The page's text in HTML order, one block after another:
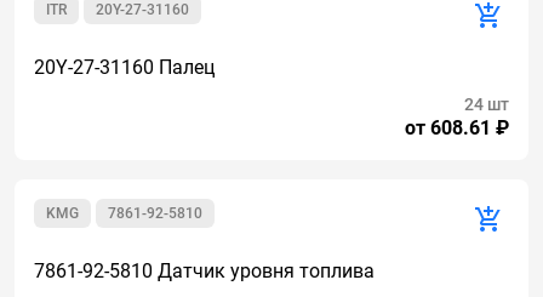
20Y-27-31160
ITR
20Y-27-31160 Палец
от 608.61 ₽
24 шт
7861-92-5810
KMG
7861-92-5810 Датчик уровня топлива